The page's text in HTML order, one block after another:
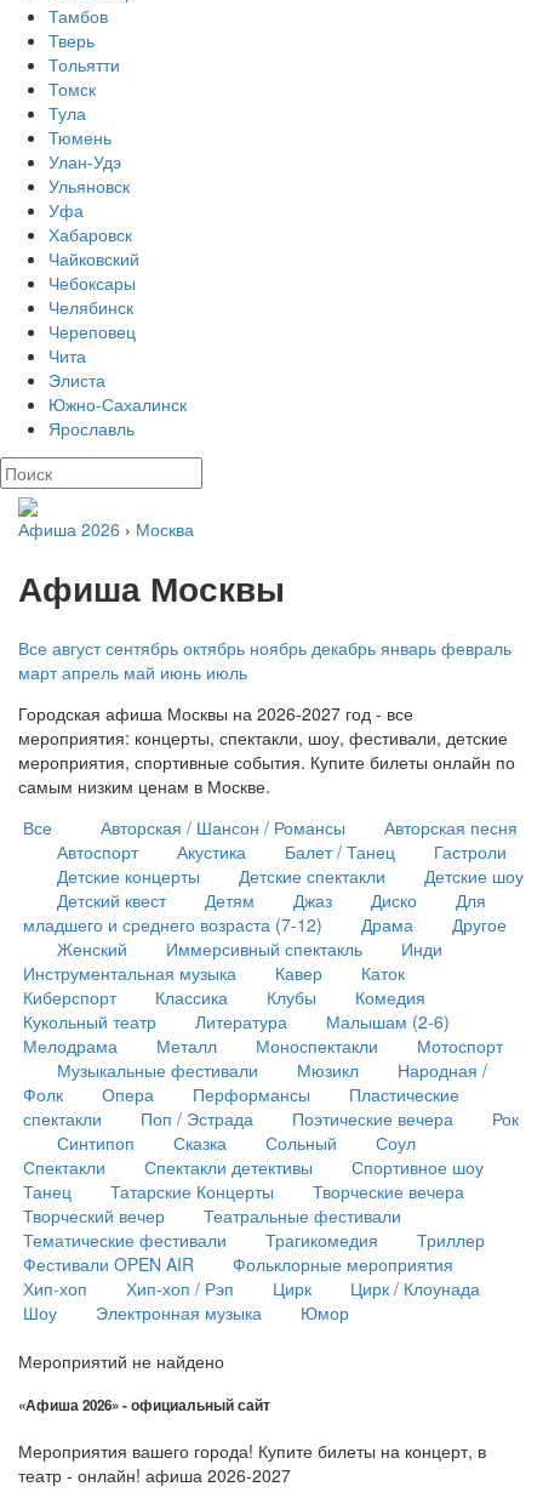
Тамбов
Тверь
Тольятти
Томск
Тула
Тюмень
Улан-Удэ
Ульяновск
Уфа
Хабаровск
Чайковский
Чебоксары
Челябинск
Череповец
Чита
Элиста
Южно-Сахалинск
Ярославль
Афиша 2026 › Москва
Афиша Москвы
Все август сентябрь октябрь ноябрь декабрь январь февраль
март апрель май июнь июль
Городская афиша Москвы на 2026-2027 год - все
мероприятия: концерты, спектакли, шоу, фестивали, детские
мероприятия, спортивные события. Купите билеты онлайн по
самым низким ценам в Москве.
Все
Авторская / Шансон / Романсы
Авторская песня
Автоспорт
Акустика Балет / Танец
Гастроли
Детские концерты
Детские спектакли
Детские шоу
Детский квест
Детям Джаз Диско
Для
младшего и среднего возраста (7-12)
Драма
Другое
Женский
Иммерсивный спектакль
Инди
Инструментальная музыка
Кавер
Каток
Киберспорт
Классика Клубы
Комедия
Кукольный театр
Литература
Малышам (2-6)
Мелодрама
Металл Моноспектакли
Мотоспорт
Музыкальные фестивали
Мюзикл
Народная /
Фолк
Опера Перформансы
Пластические
спектакли
Поп / Эстрада Поэтические вечера
Рок
Синтипоп
Сказка Сольный
Соул
Спектакли
Спектакли детективы
Спортивное шоу
Танец
Татарские Концерты
Творческие вечера
Творческий вечер
Театральные фестивали
Тематические фестивали
Трагикомедия
Триллер
Фестивали OPEN AIR
Фольклорные мероприятия
Хип-хоп
Хип-хоп / Рэп Цирк
Цирк / Клоунада
Шоу
Электронная музыка
Юмор
Мероприятий не найдено
«Афиша 2026» - официальный сайт
Мероприятия вашего города! Купите билеты на концерт, в
театр - онлайн! афиша 2026-2027